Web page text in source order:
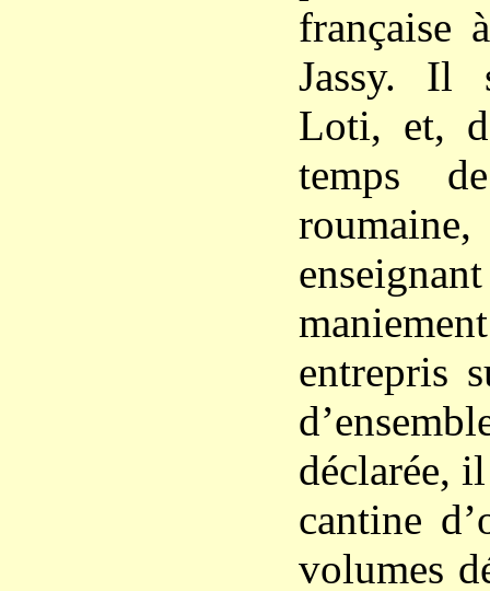
française
Jassy. Il
Loti, et,
temps
entrepris
déclarée,
cantine
volumes